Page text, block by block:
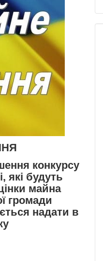
конкурсу
які будуть
майна
громади
надати в